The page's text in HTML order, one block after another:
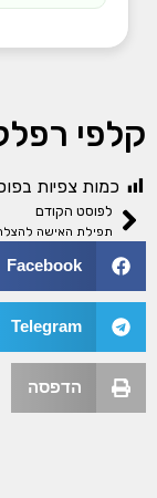
קלפי
כמות צפיות
לפוסט הקודם
תפילת האישה
Facebook
Telegram
הדפסה